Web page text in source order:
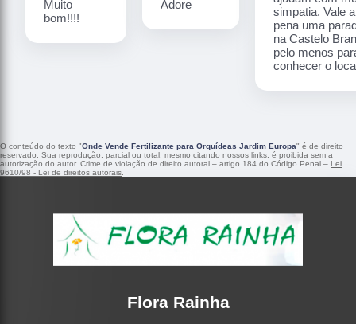
Muito
bom!!!!
Adore
simpatia. Vale a
pena uma
na Castelo
pelo menos
conhecer o
O conteúdo do texto "Onde Vende Fertilizante para Orquídeas Jardim Europa" é de direito
reservado. Sua reprodução, parcial ou total, mesmo citando nossos links, é proibida sem a
autorização do autor. Crime de violação de direito autoral – artigo 184 do Código Penal – Lei
9610/98 - Lei de direitos autorais
Flora Rainha